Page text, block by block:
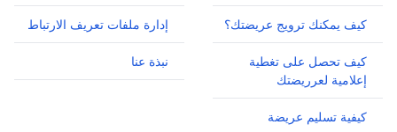
كيف يمكنك ترويج عريضتك؟
كيف تحصل على تغطية
إعلامية لعرريضتك
كيفية تسليم عريضة
إدارة ملفات تعريف الارتباط
نبذة عنا